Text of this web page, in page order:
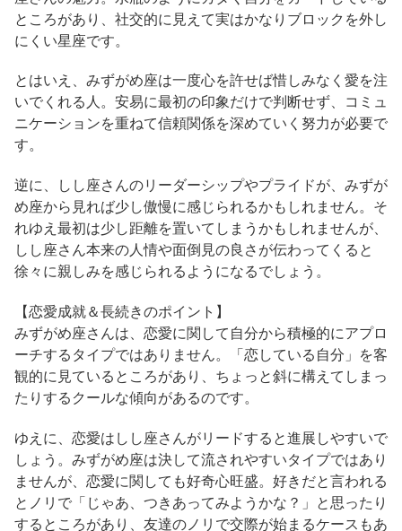
ところがあり、社交的に見えて実はかなりブロックを外し
にくい星座です。
とはいえ、みずがめ座は一度心を許せば惜しみなく愛を注
いでくれる人。安易に最初の印象だけで判断せず、コミュ
ニケーションを重ねて信頼関係を深めていく努力が必要で
す。
逆に、しし座さんのリーダーシップやプライドが、みずが
め座から見れば少し傲慢に感じられるかもしれません。そ
れゆえ最初は少し距離を置いてしまうかもしれませんが、
しし座さん本来の人情や面倒見の良さが伝わってくると
徐々に親しみを感じられるようになるでしょう。
【恋愛成就＆長続きのポイント】
みずがめ座さんは、恋愛に関して自分から積極的にアプロ
ーチするタイプではありません。「恋している自分」を客
観的に見ているところがあり、ちょっと斜に構えてしまっ
たりするクールな傾向があるのです。
ゆえに、恋愛はしし座さんがリードすると進展しやすいで
しょう。みずがめ座は決して流されやすいタイプではあり
ませんが、恋愛に関しても好奇心旺盛。好きだと言われる
とノリで「じゃあ、つきあってみようかな？」と思ったり
するところがあり、友達のノリで交際が始まるケースもあ